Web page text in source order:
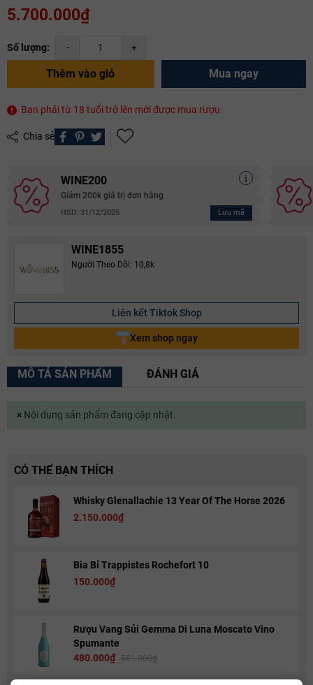
5.700.000₫
Số lượng: - +
Thêm vào giỏ Mua ngay
Bạn phải từ 18 tuổi trở lên mới được mua rượu
Chia sẻ
WINE200
Giảm 200k giá trị đơn hàng
HSD: 31/12/2025 Lưu mã
WINE1855
Người Theo Dõi: 10,8k
Liên kết Tiktok Shop
Xem shop ngay
MÔ TẢ SẢN PHẨM ĐÁNH GIÁ
×Nội dung sản phẩm đang cập nhật.
CÓ THỂ BẠN THÍCH
Whisky Glenallachie 13 Year Of The Horse 2026
2.150.000₫
Bia Bỉ Trappistes Rochefort 10
150.000₫
Rượu Vang Sủi Gemma Di Luna Moscato Vino
Spumante
480.000₫ 581.000₫